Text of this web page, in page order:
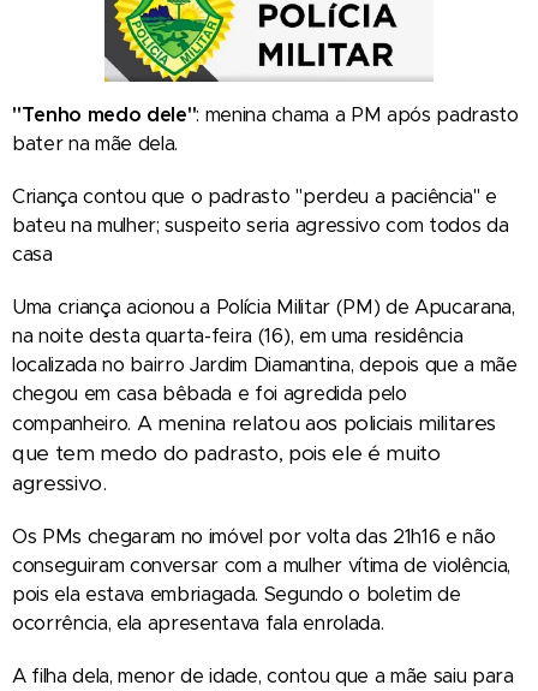
"Tenho medo dele": menina chama a PM após padrasto
bater na mãe dela.
Criança contou que o padrasto "perdeu a paciência" e
bateu na mulher; suspeito seria agressivo com todos da
casa
Uma criança acionou a Polícia Militar (PM) de Apucarana,
na noite desta quarta-feira (16), em uma residência
localizada no bairro Jardim Diamantina, depois que a mãe
chegou em casa bêbada e foi agredida pelo
companheiro. A menina relatou aos policiais militares
que tem medo do padrasto, pois ele é muito
agressivo.
Os PMs chegaram no imóvel por volta das 21h16 e não
conseguiram conversar com a mulher vítima de violência,
pois ela estava embriagada. Segundo o boletim de
ocorrência, ela apresentava fala enrolada.
A filha dela, menor de idade, contou que a mãe saiu para